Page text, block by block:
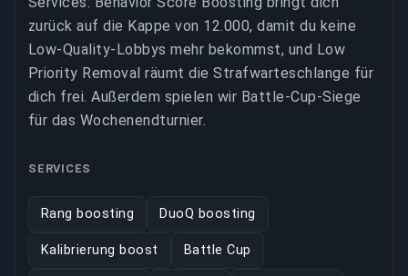
zurück auf die Kappe von 12.000, damit du keine
Low-Quality-Lobbys mehr bekommst, und Low
Priority Removal räumt die Strafwarteschlange für
dich frei. Außerdem spielen wir Battle-Cup-Siege
für das Wochenendturnier.
SERVICES
Rang boosting DuoQ boosting
Kalibrierung boost Battle Cup